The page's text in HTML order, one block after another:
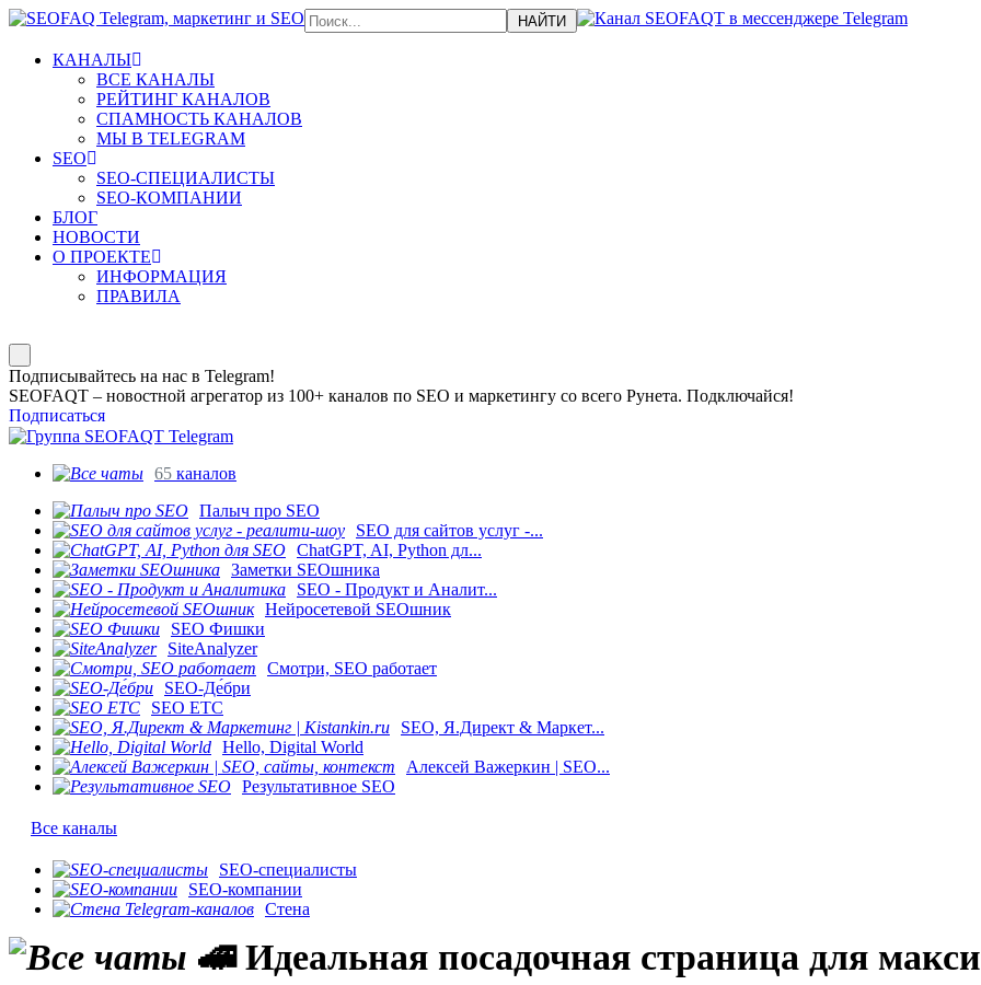
КАНАЛЫ
ВСЕ КАНАЛЫ
РЕЙТИНГ КАНАЛОВ
СПАМНОСТЬ КАНАЛОВ
МЫ В TELEGRAM
SEO
SEO-СПЕЦИАЛИСТЫ
SEO-КОМПАНИИ
БЛОГ
НОВОСТИ
О ПРОЕКТЕ
ИНФОРМАЦИЯ
ПРАВИЛА
Подписывайтесь на нас в Telegram!
SEOFAQT – новостной агрегатор из 100+ каналов по SEO и маркетингу со всего Рунета. Подключайся!
Подписаться
65 каналов
Палыч про SEO
SEO для сайтов услуг -...
ChatGPT, AI, Python дл...
Заметки SEOшника
SEO - Продукт и Аналит...
Нейросетевой SEOшник
SEO Фишки
SiteAnalyzer
Смотри, SEO работает
SEO-Де́бри
SEO ETC
SEO, Я.Директ & Маркет...
Hello, Digital World
Алексей Важеркин | SEO...
Результативное SEO
Все каналы
SEO-специалисты
SEO-компании
Стена
🚄 Идеальная посадочная страница для